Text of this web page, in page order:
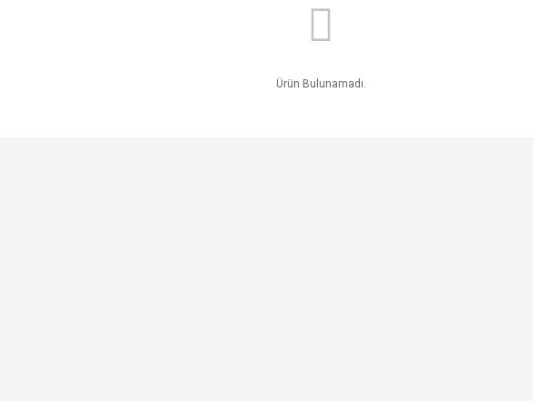
Ürün Bulunamadı.